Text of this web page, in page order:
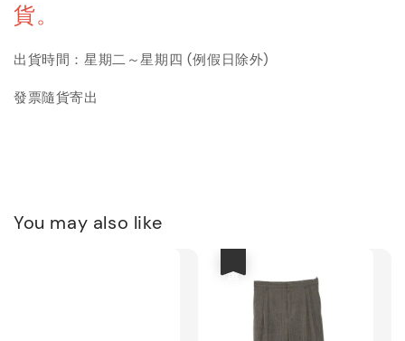
貨。
出貨時間：星期二～星期四 (例假日除外)
發票隨貨寄出
You may also like